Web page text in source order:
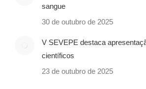
sangue
30 de outubro de 2025
V SEVEPE destaca
científicos
23 de outubro de 2025